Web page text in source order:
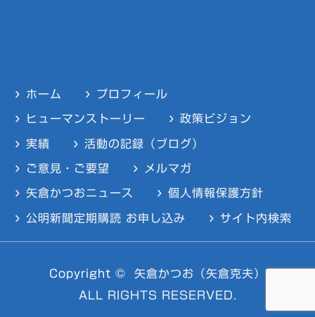
ホーム プロフィール
ヒューマンストーリー 政策ビジョン
実績 活動の記録（ブログ）
ご意見・ご要望 メルマガ
矢倉かつおニュース 個人情報保護方針
公明新聞定期購読 お申し込み サイト内検索
Copyright © 矢倉かつお（矢倉克夫）
ALL RIGHTS RESERVED.